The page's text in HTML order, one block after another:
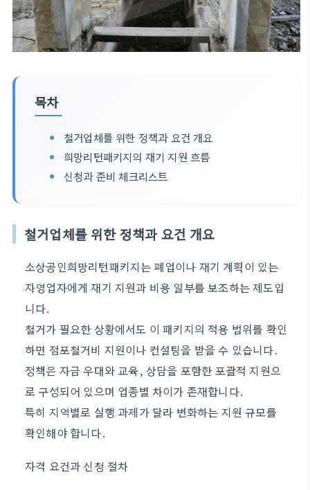
목차
철거업체를 위한 정책과 요건 개요
희망리턴패키지의 재기 지원 흐름
신청과 준비 체크리스트
철거업체를 위한 정책과 요건 개요
소상공인희망리턴패키지는 폐업이나 재기 계획이 있는
자영업자에게 재기 지원과 비용 일부를 보조하는 제도입
니다.
철거가 필요한 상황에서도 이 패키지의 적용 범위를 확인
하면 점포철거비 지원이나 컨설팅을 받을 수 있습니다.
정책은 자금 우대와 교육, 상담을 포함한 포괄적 지원으
로 구성되어 있으며 업종별 차이가 존재합니다.
특히 지역별로 실행 과제가 달라 변화하는 지원 규모를
확인해야 합니다.
자격 요건과 신청 절차